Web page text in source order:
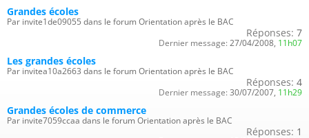
Grandes écoles
Par invite1de09055 dans le forum Orientation après le BAC
Réponses: 7
Dernier message: 27/04/2008, 11h07
Les grandes écoles
Par invitea10a2663 dans le forum Orientation après le BAC
Réponses: 4
Dernier message: 30/07/2007, 11h29
Grandes écoles de commerce
Par invite7059ccaa dans le forum Orientation après le BAC
Réponses: 1